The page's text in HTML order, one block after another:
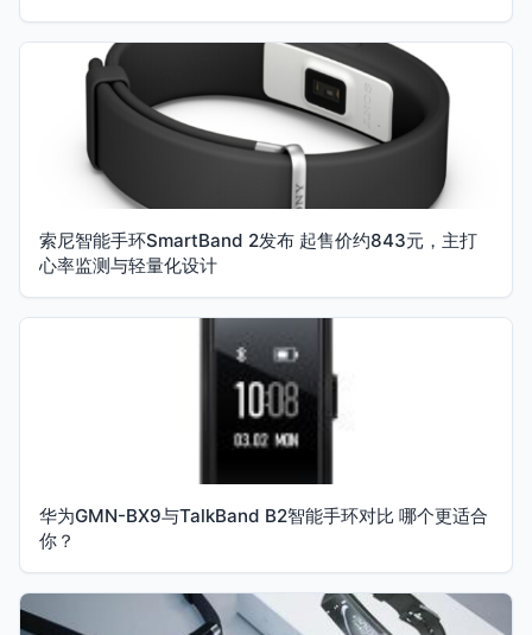
索尼智能手环SmartBand 2发布 起售价约843元，主打
心率监测与轻量化设计
华为GMN-BX9与TalkBand B2智能手环对比 哪个更适合
你？